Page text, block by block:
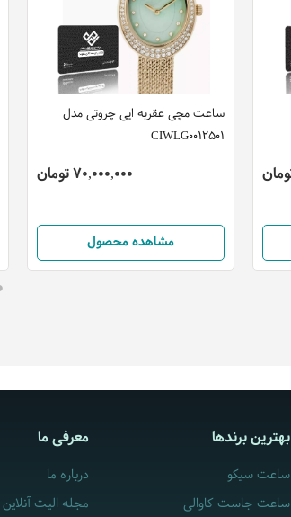
ساعت مچی عقربه ایی چروتی مدل
CIWLG0012501
70,000,000 تومان
مشاهده محصول
بهترین برندها
ساعت سیکو
ساعت جاست کاوالی
معرفی ما
درباره ما
مجله الیت آنلاین